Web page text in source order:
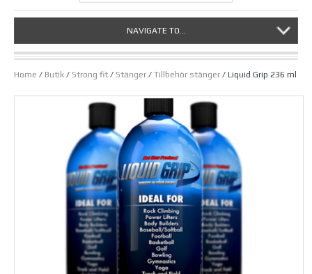
NAVIGATE TO...
Home / Butik / Strong fit / Stänger / Tillbehör stänger / Liquid Grip 236 ml